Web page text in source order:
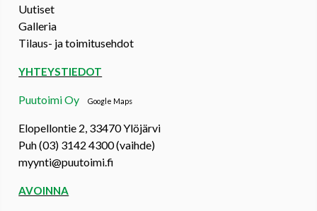
Uutiset
Galleria
Tilaus- ja toimitusehdot
YHTEYSTIEDOT
Puutoimi OyGoogle Maps
Elopellontie 2, 33470 Ylöjärvi
Puh (03) 3142 4300 (vaihde)
myynti@puutoimi.fi
AVOINNA